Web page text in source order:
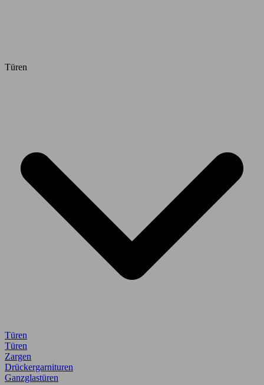
Türen
Türen
Türen
Zargen
Drückergarnituren
Ganzglastüren